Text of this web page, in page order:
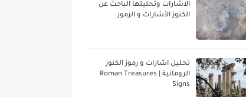
الاشارات وتحليلها الباحث عن
الكنوز الأشارات و الرموز
تحليل اشارات و رموز الكنوز
الرومانية | Roman Treasures
Signs